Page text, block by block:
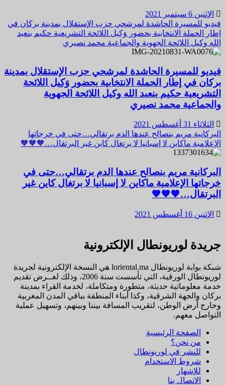
الإثنين 6 سبتمبر 2021
فيديو للمسيرة الحاشدة لمرشحي حزب الإستقلال بمدينة بركان في
إطار الحملة الانتخابية بحضور وَكِيل اللائحة التشريعية حكيم بنعبد
الله وكيل اللائحة الجهوية والجماعية محمد نصيري
فيديو للمسيرة الحاشدة لمرشحي حزب الإستقلال بمدينة
بركان في إطار الحملة الانتخابية بحضور وَكِيل اللائحة
التشريعية حكيم بنعبد الله وكيل اللائحة الجهوية
والجماعية محمد نصيري
الثلاثاء 31 أغسطس 2021
البركانية مريم بنصالح عندها الدم برتقالي…حتى في خرجاتها
الإعلامية ماكاين لا إسبانيا لا برتغال كاين غير البرتقال…🧡🧡🧡
البركانية مريم بنصالح عندها الدم برتقالي…حتى في
خرجاتها الإعلامية ماكاين لا إسبانيا لا برتغال كاين غير
البرتقال…🧡🧡🧡
الإثنين 16 أغسطس 2021
جريدة لوريونطال الإلكترونية
شبكة بوابة لوريونطال loriental.ma هي النسخة الإلكترونية لجريدة
لوريونطال الورقية، التي تأسست سنة 2006، وذلك لغــرض تقديم
خدمة معلوماتية حديثة، متطورة ومتكاملة، لخدمة القراء بمدينة
بركان والجهة الشرقية، وكذا أبناء المنطقة بباقي المدن المغربية
وخارج أرض الوطن، لتقريب المسافة بيننا وبينهم، وتسهيل عملية
التواصل معهم.
الصفحة الرئيسية
من نحن؟
للنشر في لوريونطال
شروط الاستخدام
للإشهار
الاتصال بنا